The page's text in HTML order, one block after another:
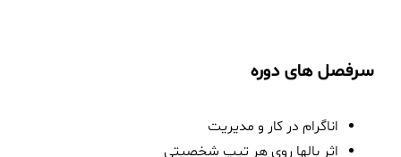
سرفصل های دوره
اناگرام در کار و مدیریت
اثر بالها روی هر تیپ شخصیتی